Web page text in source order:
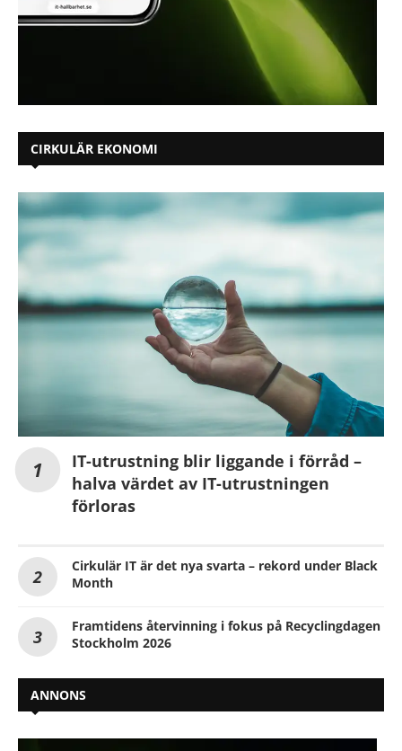
CIRKULÄR EKONOMI
IT-utrustning blir liggande i förråd –
halva värdet av IT-utrustningen
förloras
Cirkulär IT är det nya svarta – rekord under Black
Month
Framtidens återvinning i fokus på Recyclingdagen
Stockholm 2026
ANNONS